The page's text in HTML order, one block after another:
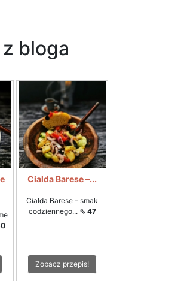
bloga
Cialda Barese –...
Cialda Barese – smak
codziennego... ⇖ 47
Zobacz przepis!